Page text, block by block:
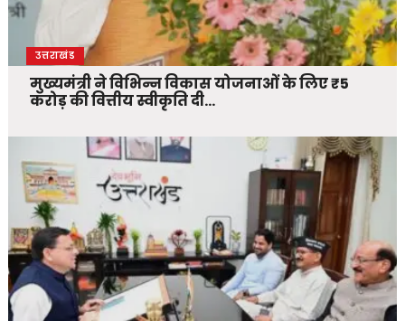
उत्तराखंड
मुख्यमंत्री ने विभिन्न विकास योजनाओं के लिए ₹5
करोड़ की वित्तीय स्वीकृति दी…